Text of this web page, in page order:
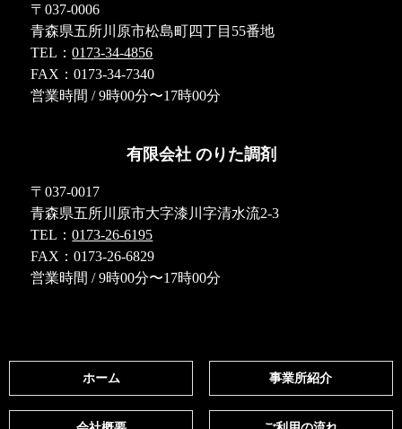
〒037-0006
青森県五所川原市松島町四丁目55番地
TEL：0173-34-4856
FAX：0173-34-7340
営業時間 / 9時00分〜17時00分
有限会社 のりた調剤
〒037-0017
青森県五所川原市大字漆川字清水流2-3
TEL：0173-26-6195
FAX：0173-26-6829
営業時間 / 9時00分〜17時00分
ホーム 事業所紹介